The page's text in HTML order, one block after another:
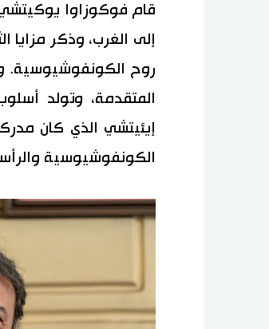
قام فوكوزاوا يوكيتشي
إلى الغرب، وذكر مزايا
روح الكونفوشيوسية.
المتقدمة، وتولد
إيئيتشي الذي كان
الكونفوشيوسية